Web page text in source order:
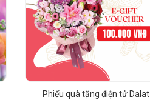
Phiếu quà tặng điện tử Dalat